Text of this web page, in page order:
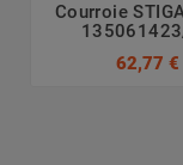
Courroie
62,77 €